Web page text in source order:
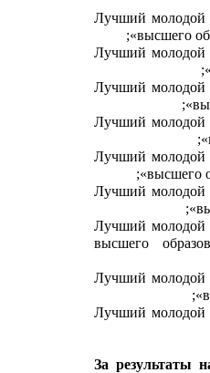
«Лучший молодой
высшего
«Лучший молодой
«Лучший молодой
«Лучший молодой
«Лучший молодой
высшего
«Лучший молодой
«Лучший молодой
высшего
«Лучший молодой
«Лучший молодой
За результаты